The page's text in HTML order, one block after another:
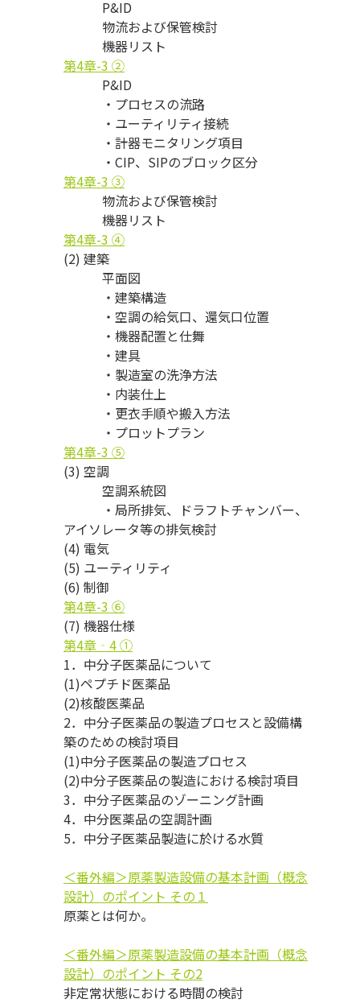
P&ID
物流および保管検討
機器リスト
第4章-3 ②
P&ID
・プロセスの流路
・ユーティリティ接続
・計器モニタリング項目
・CIP、SIPのブロック区分
第4章-3 ③
物流および保管検討
機器リスト
第4章-3 ④
(2) 建築
平面図
・建築構造
・空調の給気口、還気口位置
・機器配置と仕舞
・建具
・製造室の洗浄方法
・内装仕上
・更衣手順や搬入方法
・プロットプラン
第4章-3 ⑤
(3) 空調
空調系統図
・局所排気、ドラフトチャンバー、
アイソレータ等の排気検討
(4) 電気
(5) ユーティリティ
(6) 制御
第4章-3 ⑥
(7) 機器仕様
第4章‐4①
1．中分子医薬品について
(1)ペプチド医薬品
(2)核酸医薬品
2．中分子医薬品の製造プロセスと設備構
築のための検討項目
(1)中分子医薬品の製造プロセス
(2)中分子医薬品の製造における検討項目
3．中分子医薬品のゾーニング計画
4．中分医薬品の空調計画
5．中分子医薬品製造に於ける水質
＜番外編＞原薬製造設備の基本計画（概念
設計）のポイント その１
原薬とは何か。
＜番外編＞原薬製造設備の基本計画（概念
設計）のポイント その2
非定常状態における時間の検討